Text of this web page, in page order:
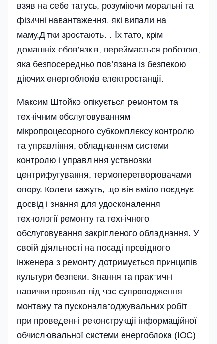
взяв на себе татусь, розуміючи моральні та
фізичні навантаження, які випали на
маму.Дітки зростають… Їх тато, крім
домашніх обов’язків, переймається роботою,
яка безпосередньо пов’язана із безпекою
діючих енергоблоків електростанції.
Максим Штойко опікується ремонтом та
технічним обслуговуванням
мікропроцесорного субкомплексу контролю
та управління, обладнанням системи
контролю і управління установки
центрифугування, термоперетворювачами
опору. Колеги кажуть, що він вміло поєднує
досвід і знання для удосконалення
технології ремонту та технічного
обслуговування закріпленого обладнання. У
своїй діяльності на посаді провідного
інженера з ремонту дотримується принципів
культури безпеки. Знання та практичні
навички проявив під час супроводження
монтажу та пусконалагоджувальних робіт
при проведенні реконструкції інформаційної
обчислювальної системи енергоблока (ІОС)